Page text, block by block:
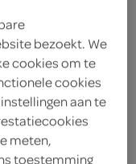
bezoekt. We
cookies om te
cookies
aan te
meten,
toestemming